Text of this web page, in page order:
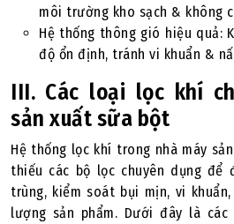
môi trường kho sạch & không
Hệ thống thông gió hiệu quả:
độ ổn định, tránh vi khuẩn &
III. Các loại lọc khí
sản xuất sữa bột
Hệ thống lọc khí trong nhà máy
thiếu các bộ lọc chuyên dụng để
trùng, kiểm soát bụi mịn, vi
lượng sản phẩm. Dưới đây là